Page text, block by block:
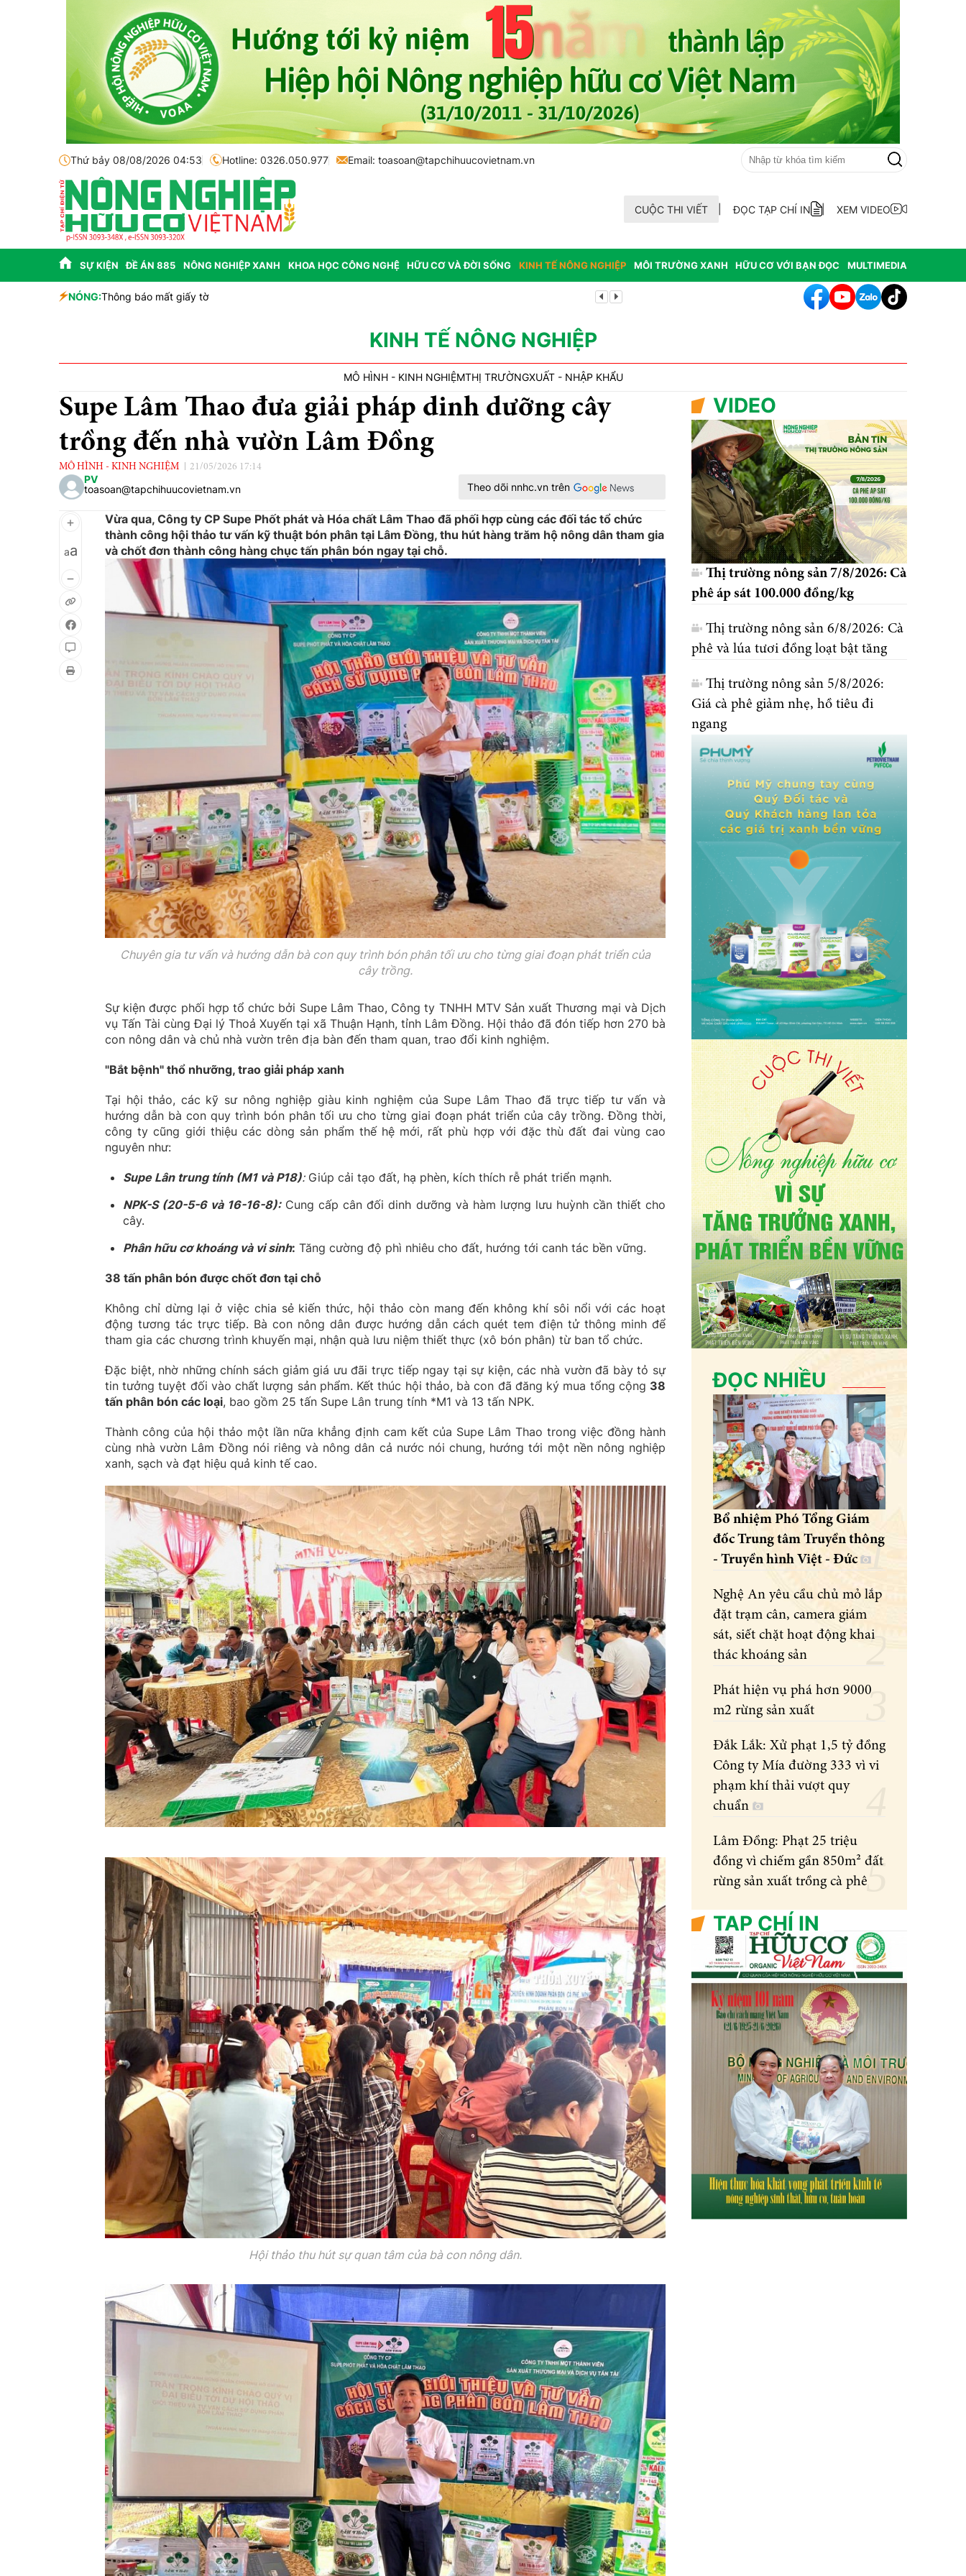
Thứ bảy 08/08/2026 04:53 Hotline: 0326.050.977 Email: toasoan@tapchihuucovietnam.vn
CUỘC THI VIẾT ĐỌC TẠP CHÍ IN XEM VIDEO
SỰ KIỆN ĐỀ ÁN 885 NÔNG NGHIỆP XANH KHOA HỌC CÔNG NGHỆ HỮU CƠ VÀ ĐỜI SỐNG KINH TẾ NÔNG NGHIỆP MÔI TRƯỜNG XANH HỮU CƠ VỚI BẠN ĐỌC MULTIMEDIA
NÓNG:Thông báo mất giấy tờ Lâm Đồng: Không hợp thức hóa diện tích đất vi phạm có nguồn gốc từ phá rừng
KINH TẾ NÔNG NGHIỆP
MÔ HÌNH - KINH NGHIỆMTHỊ TRƯỜNGXUẤT - NHẬP KHẨU
Supe Lâm Thao đưa giải pháp dinh dưỡng cây
trồng đến nhà vườn Lâm Đồng
MÔ HÌNH - KINH NGHIỆM 21/05/2026 17:14
PV
toasoan@tapchihuucovietnam.vn
Theo dõi nnhc.vn trên
aa
Vừa qua, Công ty CP Supe Phốt phát và Hóa chất Lâm Thao đã phối hợp cùng các đối tác tổ chức
thành công hội thảo tư vấn kỹ thuật bón phân tại Lâm Đồng, thu hút hàng trăm hộ nông dân tham gia
và chốt đơn thành công hàng chục tấn phân bón ngay tại chỗ.
Chuyên gia tư vấn và hướng dẫn bà con quy trình bón phân tối ưu cho từng giai đoạn phát triển của
cây trồng.
Sự kiện được phối hợp tổ chức bởi Supe Lâm Thao, Công ty TNHH MTV Sản xuất Thương mại và Dịch
vụ Tấn Tài cùng Đại lý Thoả Xuyến tại xã Thuận Hạnh, tỉnh Lâm Đồng. Hội thảo đã đón tiếp hơn 270 bà
con nông dân và chủ nhà vườn trên địa bàn đến tham quan, trao đổi kinh nghiệm.
"Bắt bệnh" thổ nhưỡng, trao giải pháp xanh
Tại hội thảo, các kỹ sư nông nghiệp giàu kinh nghiệm của Supe Lâm Thao đã trực tiếp tư vấn và
hướng dẫn bà con quy trình bón phân tối ưu cho từng giai đoạn phát triển của cây trồng. Đồng thời,
công ty cũng giới thiệu các dòng sản phẩm thế hệ mới, rất phù hợp với đặc thù đất đai vùng cao
nguyên như:
Supe Lân trung tính (M1 và P18):Giúp cải tạo đất, hạ phèn, kích thích rễ phát triển mạnh.
NPK-S (20-5-6 và 16-16-8):Cung cấp cân đối dinh dưỡng và hàm lượng lưu huỳnh cần thiết cho
cây.
Phân hữu cơ khoáng và vi sinh: Tăng cường độ phì nhiêu cho đất, hướng tới canh tác bền vững.
38 tấn phân bón được chốt đơn tại chỗ
Không chỉ dừng lại ở việc chia sẻ kiến thức, hội thảo còn mang đến không khí sôi nổi với các hoạt
động tương tác trực tiếp. Bà con nông dân được hướng dẫn cách quét tem điện tử thông minh để
tham gia các chương trình khuyến mại, nhận quà lưu niệm thiết thực (xô bón phân) từ ban tổ chức.
Đặc biệt, nhờ những chính sách giảm giá ưu đãi trực tiếp ngay tại sự kiện, các nhà vườn đã bày tỏ sự
tin tưởng tuyệt đối vào chất lượng sản phẩm. Kết thúc hội thảo, bà con đã đăng ký mua tổng cộng 38
tấn phân bón các loại, bao gồm 25 tấn Supe Lân trung tính *M1 và 13 tấn NPK.
Thành công của hội thảo một lần nữa khẳng định cam kết của Supe Lâm Thao trong việc đồng hành
cùng nhà vườn Lâm Đồng nói riêng và nông dân cả nước nói chung, hướng tới một nền nông nghiệp
xanh, sạch và đạt hiệu quả kinh tế cao.
Hội thảo thu hút sự quan tâm của bà con nông dân.
VIDEO
Thị trường nông sản 7/8/2026: Cà
phê áp sát 100.000 đồng/kg
Thị trường nông sản 6/8/2026: Cà
phê và lúa tươi đồng loạt bật tăng
Thị trường nông sản 5/8/2026:
Giá cà phê giảm nhẹ, hồ tiêu đi
ngang
ĐỌC NHIỀU
Bổ nhiệm Phó Tổng Giám
đốc Trung tâm Truyền thông
- Truyền hình Việt - Đức
Nghệ An yêu cầu chủ mỏ lắp
đặt trạm cân, camera giám
sát, siết chặt hoạt động khai
thác khoáng sản
Phát hiện vụ phá hơn 9000
m2 rừng sản xuất
Đắk Lắk: Xử phạt 1,5 tỷ đồng
Công ty Mía đường 333 vì vi
phạm khí thải vượt quy
chuẩn
Lâm Đồng: Phạt 25 triệu
đồng vì chiếm gần 850m² đất
rừng sản xuất trồng cà phê
TẠP CHÍ IN